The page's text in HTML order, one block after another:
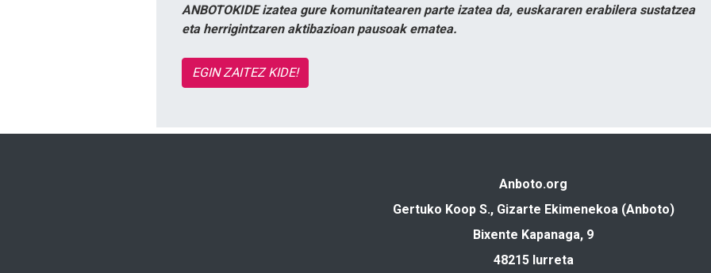
ANBOTOKIDE izatea gure komunitatearen parte izatea da, euskararen erabilera sustatzea
eta herrigintzaren aktibazioan pausoak ematea.
EGIN ZAITEZ KIDE!
Anboto.org
Gertuko Koop S., Gizarte Ekimenekoa (Anboto)
Bixente Kapanaga, 9
48215 Iurreta